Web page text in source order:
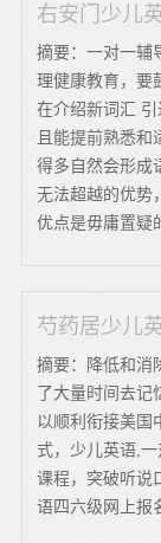
右安门少儿
摘要：一对一辅
理健康教育，要
在介绍新词汇
且能提前熟悉
得多自然会形成
无法超越的优势
优点是毋庸置疑
芍药居少儿
摘要：降低和消
了大量时间去
以顺利衔接美国
式，少儿英语,
课程，突破听说
语四六级网上报